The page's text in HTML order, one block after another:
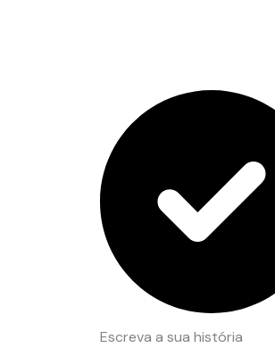
Escreva a sua história